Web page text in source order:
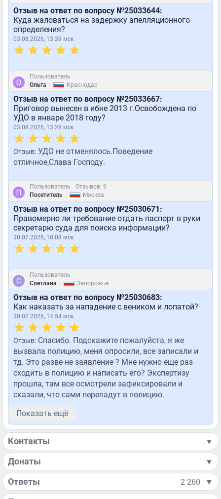
Отзыв на ответ по вопросу №25033644:
Куда жаловаться на задержку апелляционного
определения?
03.08.2026, 13:39 мск
Пользователь
Ольга
Краснодар
Отзыв на ответ по вопросу №25033667:
Приговор вынесен в ибне 2013 г.Освобождена по
УДО в январе 2018 году?
03.08.2026, 13:28 мск
Отзыв: УДО не отменялось.Поведение
отличное,Слава Господу.
Пользователь
Отзывов: 9
Посетитель
Москва
Отзыв на ответ по вопросу №25030671:
Правомерно ли требование отдать паспорт в руки
секретарю суда для поиска информации?
30.07.2026, 18:08 мск
Пользователь
Светлана
Запорожье
Отзыв на ответ по вопросу №25030683:
Как наказать за нападение с веником и лопатой?
30.07.2026, 14:54 мск
Отзыв: Спасибо. Подскажите пожалуйста, я же
вызвала полицию, меня опросили, все записали и
тд. Это разве не заявление ? Мне нужно еще раз
сходить в полицию и написать его? Экспертизу
прошла, там все осмотрели зафиксировали и
сказали, что сами перепадут в полицию.
Показать ещё
Контакты ▼
Донаты ▼
Ответы 2 260 ▼